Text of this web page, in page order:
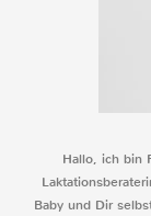
Hallo, ich bin
Baby und Dir